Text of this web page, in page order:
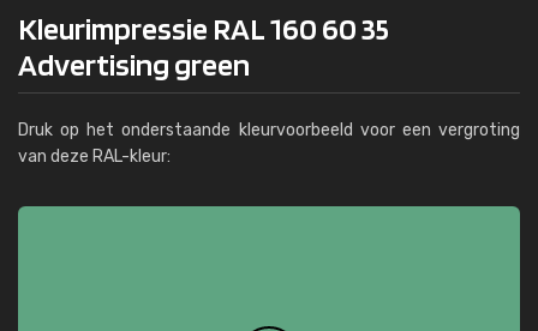
Kleurimpressie RAL 160 60 35
Advertising green
Druk op het onderstaande kleurvoorbeeld voor een vergroting
van deze RAL-kleur: